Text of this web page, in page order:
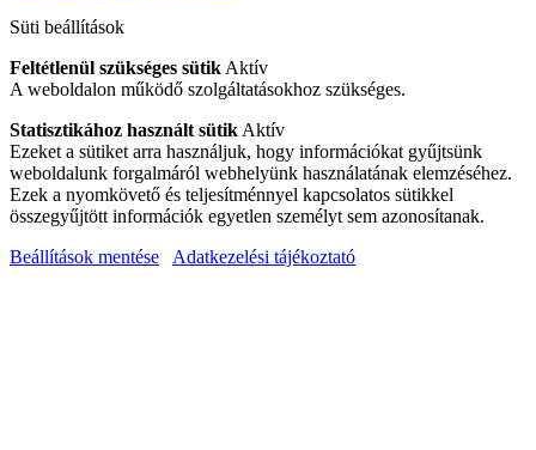
Süti beállítások
Feltétlenül szükséges sütik Aktív
A weboldalon működő szolgáltatásokhoz szükséges.
Statisztikához használt sütik Aktív
Ezeket a sütiket arra használjuk, hogy információkat gyűjtsünk
weboldalunk forgalmáról webhelyünk használatának elemzéséhez.
Ezek a nyomkövető és teljesítménnyel kapcsolatos sütikkel
összegyűjtött információk egyetlen személyt sem azonosítanak.
Beállítások mentése
Adatkezelési tájékoztató